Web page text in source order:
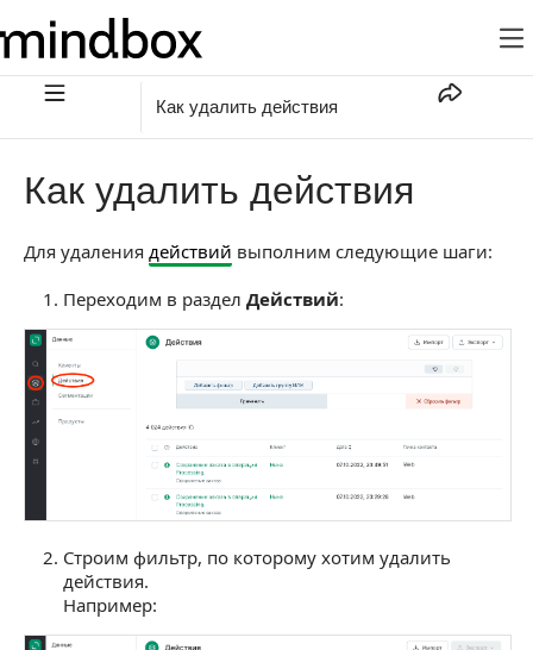
Как удалить действия
Как удалить действия
Для удаления действий выполним следующие шаги:
Переходим в раздел Действий:
Строим фильтр, по которому хотим удалить
действия.
Например: